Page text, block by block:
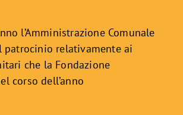
l’Amministrazione Comunale
patrocinio relativamente ai
che la Fondazione
corso dell’anno